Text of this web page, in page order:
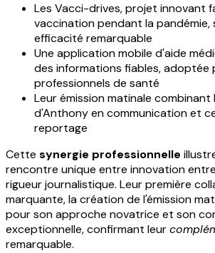
Les Vacci-drives, projet innovant
vaccination pendant la pandémie,
efficacité remarquable
Une application mobile d'aide
des informations fiables, adoptée
professionnels de santé
Leur émission matinale combinant
d'Anthony en communication et
reportage
Cette synergie professionnelle
rencontre unique entre innovation
rigueur journalistique. Leur première
marquante, la création de l'émission
pour son approche novatrice et son
exceptionnelle, confirmant leur
remarquable.